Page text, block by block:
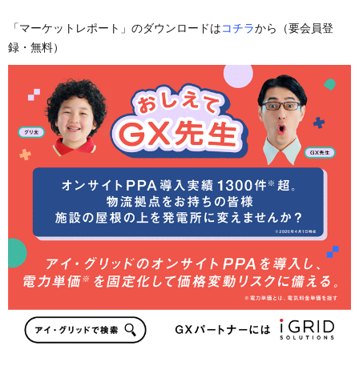
「マーケットレポート」のダウンロードはコチラから（要会員登
録・無料）